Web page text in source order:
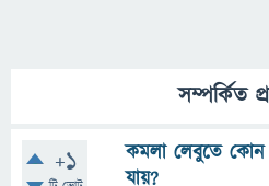
সম্পর্কিত
+1
কমলা লেবুতে কোন
যায়?